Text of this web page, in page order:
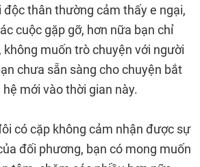
độc thân thường cảm thấy e ngại,
cuộc gặp gỡ, hơn nữa bạn chỉ
muốn trò chuyện với người
chưa sẵn sàng cho chuyện bắt
mới vào thời gian này.
có cặp không cảm nhận được sự
đối phương, bạn có mong muốn